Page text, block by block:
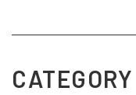
CATEGORY